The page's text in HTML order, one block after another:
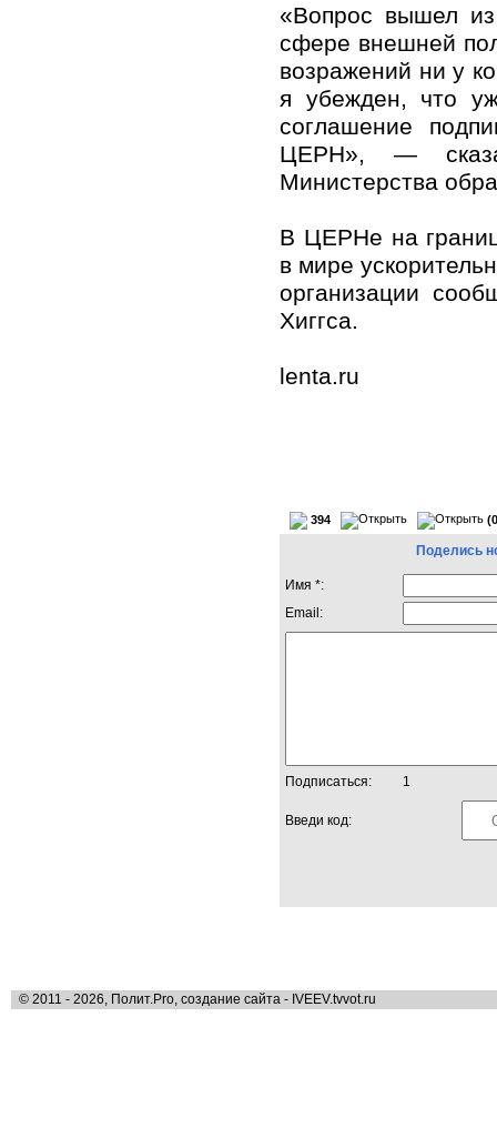
«Вопрос вышел
сфере внешней
возражений ни у
я убежден, что
соглашение
ЦЕРН», —
Министерства
В ЦЕРНе на
в мире
организации
Хиггса.
lenta.ru
394
Поделись
Имя *:
Email:
Подписаться: 1
Введи код:
© 2011 - 2026, Полит.Pro, создание сайта - IVEEV.tvvot.ru